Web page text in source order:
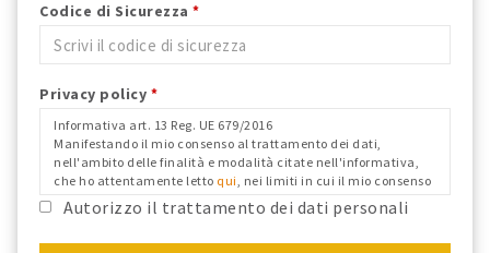
Codice di Sicurezza *
Privacy policy *
Informativa art. 13 Reg. UE 679/2016
Manifestando il mio consenso al trattamento dei dati,
nell'ambito delle finalità e modalità citate nell'informativa,
che ho attentamente letto qui, nei limiti in cui il mio consenso
fosse richiesto ai fini del Reg. Ue 679/2016 e confermo i dati
anagrafici riportati.
Autorizzo il trattamento dei dati personali